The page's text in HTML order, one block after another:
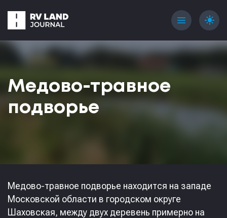
menu light_mode
Медово-травное
подворье
Медово-травное подворье находится на западе
Московской области в городском округе
Шаховская, между двух деревень примерно на